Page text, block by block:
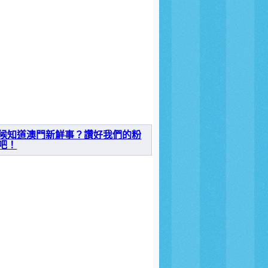
知道澳門新鮮事？讚好我們的粉
！